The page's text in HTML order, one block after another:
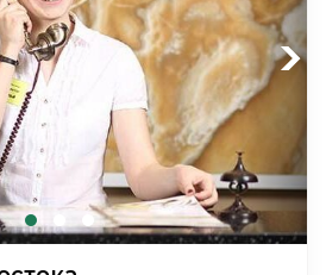
Next